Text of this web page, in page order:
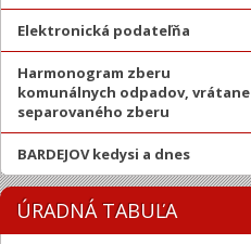
Elektronická podateľňa
Harmonogram zberu
komunálnych odpadov, vrátane
separovaného zberu
BARDEJOV kedysi a dnes
ÚRADNÁ TABUĽA